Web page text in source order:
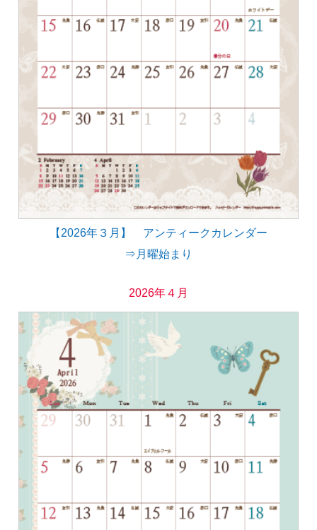
【2026年３月】 アンティークカレンダー
⇒月曜始まり
2026年４月